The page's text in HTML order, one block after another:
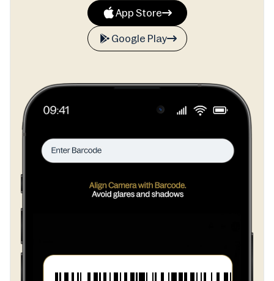
Manteca de Cacao
masa de cacao‌
App Store
Google Play